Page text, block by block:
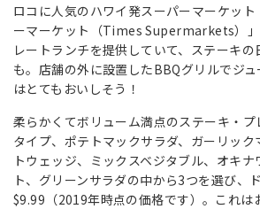
ロコに人気のハワイ発スーパーマーケッ
ーマーケット（Times Supermarkets）
レートランチを提供していて、ステーキ
も。店舗の外に設置したBBQグリルでジ
はとてもおいしそう！
柔らかくてボリューム満点のステーキ・
タイプ、ポテトマックサラダ、ガーリッ
トウェッジ、ミックスベジタブル、オキ
ト、グリーンサラダの中から3つを選び、
$9.99（2019年時点の価格です）。これは